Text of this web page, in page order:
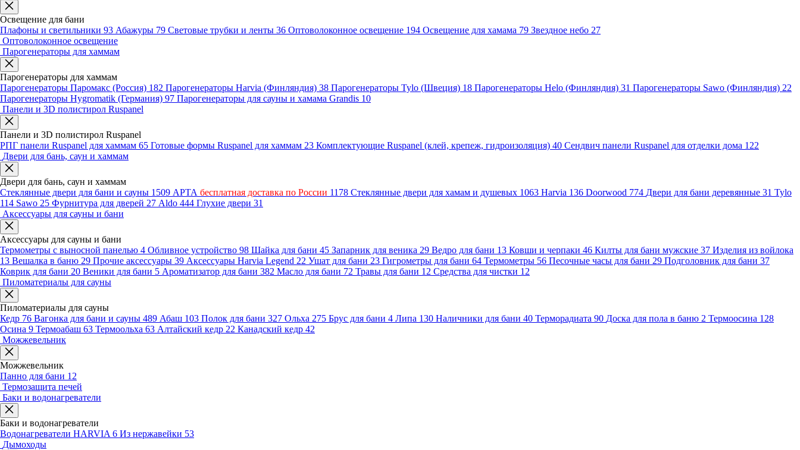
Освещение для бани
Плафоны и светильники 93 Абажуры 79 Световые трубки и ленты 36 Оптоволоконное освещение 194 Освещение для хамама 79 Звездное небо 27
Оптоволоконное освещение
Парогенераторы для хаммам
Парогенераторы для хаммам
Парогенераторы Паромакс (Россия) 182 Парогенераторы Harvia (Финляндия) 38 Парогенераторы Tylo (Швеция) 18 Парогенераторы Helo (Финляндия) 31 Парогенераторы Sawo (Финляндия) 22
Парогенераторы Hygromatik (Германия) 97 Парогенераторы для сауны и хамама Grandis 10
Панели и 3D полистирол Ruspanel
Панели и 3D полистирол Ruspanel
РПГ панели Ruspanel для хаммам 65 Готовые формы Ruspanel для хаммам 23 Комплектующие Ruspanel (клей, крепеж, гидроизоляция) 40 Сендвич панели Ruspanel для отделки дома 122
Двери для бань, саун и хаммам
Двери для бань, саун и хаммам
Стеклянные двери для бани и сауны 1509 АРТА бесплатная доставка по России 1178 Стеклянные двери для хамам и душевых 1063 Harvia 136 Doorwood 774 Двери для бани деревянные 31 Tylo
114 Sawo 25 Фурнитура для дверей 27 Aldo 444 Глухие двери 31
Аксессуары для сауны и бани
Аксессуары для сауны и бани
Термометры с выносной панелью 4 Обливное устройство 98 Шайка для бани 45 Запарник для веника 29 Ведро для бани 13 Ковши и черпаки 46 Килты для бани мужские 37 Изделия из войлока
13 Вешалка в баню 29 Прочие аксессуары 39 Аксессуары Harvia Legend 22 Ушат для бани 23 Гигрометры для бани 64 Термометры 56 Песочные часы для бани 29 Подголовник для бани 37
Коврик для бани 20 Веники для бани 5 Ароматизатор для бани 382 Масло для бани 72 Травы для бани 12 Средства для чистки 12
Пиломатериалы для сауны
Пиломатериалы для сауны
Кедр 76 Вагонка для бани и сауны 489 Абаш 103 Полок для бани 327 Ольха 275 Брус для бани 4 Липа 130 Наличники для бани 40 Терморадиата 90 Доска для пола в баню 2 Термоосина 128
Осина 9 Термоабаш 63 Термоольха 63 Алтайский кедр 22 Канадский кедр 42
Можжевельник
Можжевельник
Панно для бани 12
Термозащита печей
Баки и водонагреватели
Баки и водонагреватели
Водонагреватели HARVIA 6 Из нержавейки 53
Дымоходы